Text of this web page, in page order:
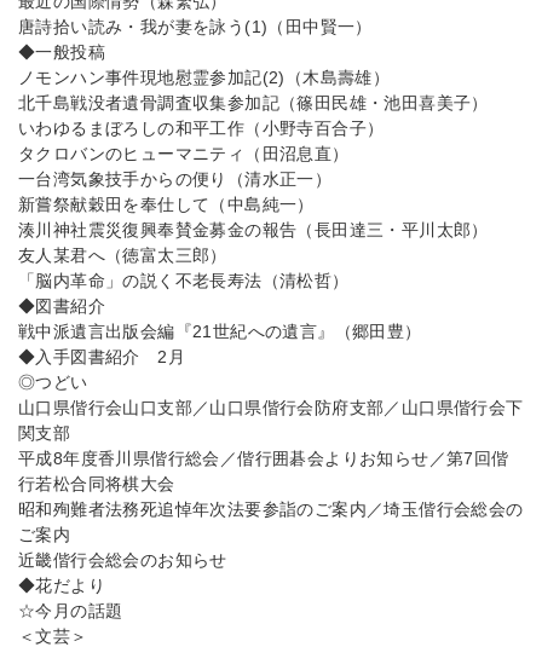
唐詩拾い読み・我が妻を詠う(1)（田中賢一）
◆一般投稿
ノモンハン事件現地慰霊参加記(2)（木島壽雄）
北千島戦没者遺骨調査収集参加記（篠田民雄・池田喜美子）
いわゆるまぼろしの和平工作（小野寺百合子）
タクロバンのヒューマニティ（田沼息直）
一台湾気象技手からの便り（清水正一）
新嘗祭献穀田を奉仕して（中島純一）
湊川神社震災復興奉賛金募金の報告（長田達三・平川太郎）
友人某君へ（徳富太三郎）
「脳内革命」の説く不老長寿法（清松哲）
◆図書紹介
戦中派遺言出版会編『21世紀への遺言』（郷田豊）
◆入手図書紹介 2月
◎つどい
山口県偕行会山口支部／山口県偕行会防府支部／山口県偕行会下
関支部
平成8年度香川県偕行総会／偕行囲碁会よりお知らせ／第7回偕
行若松合同将棋大会
昭和殉難者法務死追悼年次法要参詣のご案内／埼玉偕行会総会の
ご案内
近畿偕行会総会のお知らせ
◆花だより
☆今月の話題
＜文芸＞